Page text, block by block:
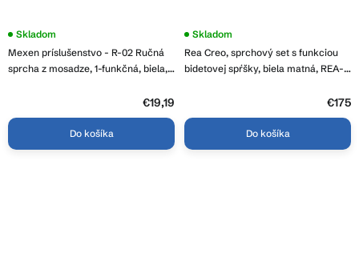
Mexen príslušenstvo - R-02 Ručná
sprcha z mosadze, 1-funkčná, biela,
Skladom
€19,19
Do košíka
Rea Creo, sprchový set s funkciou
bidetovej spŕšky, biela matná, REA-
Skladom
€175
Do košíka